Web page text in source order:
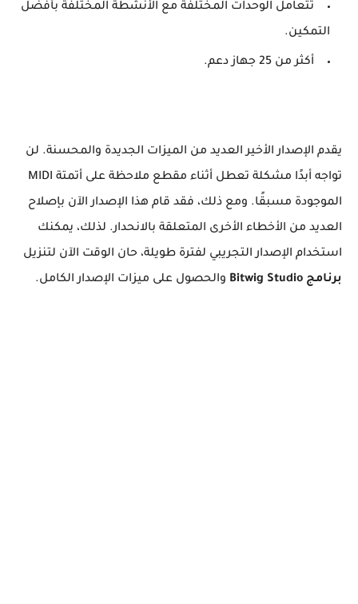
تتعامل الوحدات المختلفة مع الأنشطة المختلفة بأفضل
التمكين.
أكثر من 25 جهاز دعم.
يقدم الإصدار الأخير العديد من الميزات الجديدة والمحسنة. لن
تواجه أبدًا مشكلة تعطل أثناء مقطع ملاحظة على أتمتة MIDI
الموجودة مسبقًا. ومع ذلك، فقد قام هذا الإصدار الآن بإصلاح
العديد من الأخطاء الأخرى المتعلقة بالانحدار. لذلك، يمكنك
استخدام الإصدار التجريبي لفترة طويلة، حان الوقت الآن لتنزيل
برنامج Bitwig Studio
والحصول على ميزات الإصدار الكامل.